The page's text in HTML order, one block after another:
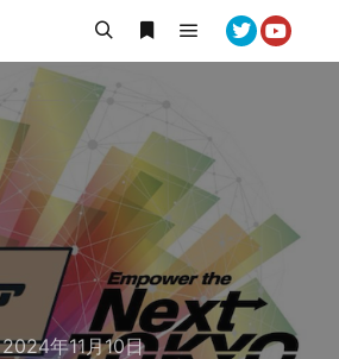
検索 詳細 メインメニュー
2024年11月10日